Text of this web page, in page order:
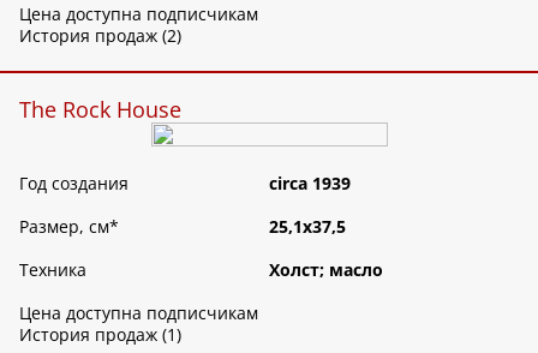
Цена доступна подписчикам
История продаж (2)
The Rock House
Год создания
circa 1939
Размер, см*
25,1х37,5
Техника
Холст; масло
Цена доступна подписчикам
История продаж (1)